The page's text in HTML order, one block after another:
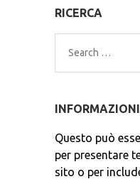
RICERCA
Search
for:
Questo può
per presentare
sito o per